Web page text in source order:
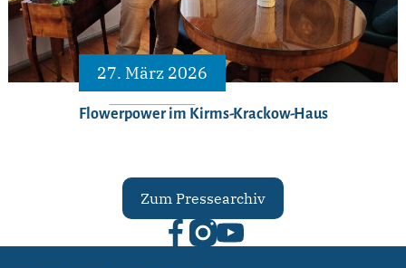
27. März 2026
Flowerpower im Kirms-Krackow-Haus
Zum Pressearchiv